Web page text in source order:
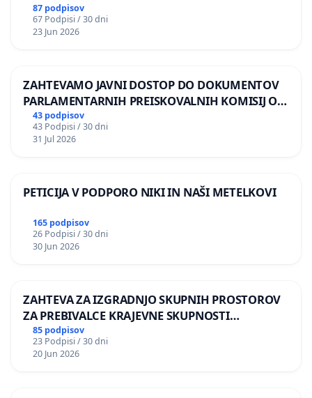
87 podpisov
67 Podpisi / 30 dni
23 Jun 2026
ZAHTEVAMO JAVNI DOSTOP DO DOKUMENTOV
PARLAMENTARNIH PREISKOVALNIH KOMISIJ O
ILEGALNI TRGOVINI Z OROŽJEM
43 podpisov
43 Podpisi / 30 dni
31 Jul 2026
PETICIJA V PODPORO NIKI IN NAŠI METELKOVI
165 podpisov
26 Podpisi / 30 dni
30 Jun 2026
ZAHTEVA ZA IZGRADNJO SKUPNIH PROSTOROV
ZA PREBIVALCE KRAJEVNE SKUPNOSTI
PRESTRANEK
85 podpisov
23 Podpisi / 30 dni
20 Jun 2026